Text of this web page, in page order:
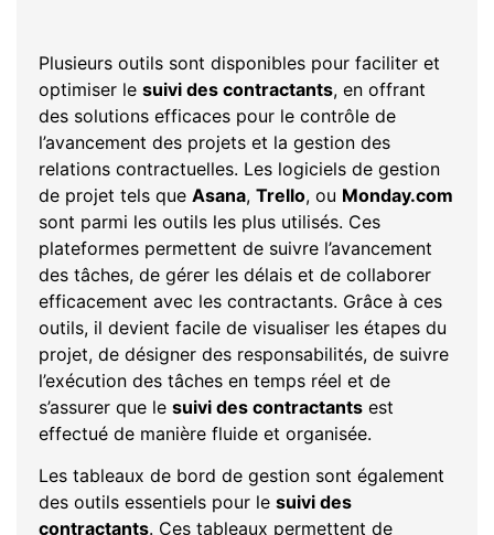
Plusieurs outils sont disponibles pour faciliter et
optimiser le suivi des contractants, en offrant
des solutions efficaces pour le contrôle de
l’avancement des projets et la gestion des
relations contractuelles. Les logiciels de gestion
de projet tels que Asana, Trello, ou Monday.com
sont parmi les outils les plus utilisés. Ces
plateformes permettent de suivre l’avancement
des tâches, de gérer les délais et de collaborer
efficacement avec les contractants. Grâce à ces
outils, il devient facile de visualiser les étapes du
projet, de désigner des responsabilités, de suivre
l’exécution des tâches en temps réel et de
s’assurer que le suivi des contractants est
effectué de manière fluide et organisée.
Les tableaux de bord de gestion sont également
des outils essentiels pour le suivi des
contractants. Ces tableaux permettent de